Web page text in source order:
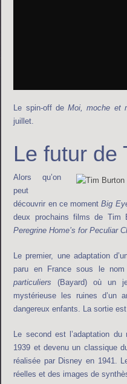
Le spin-off deMoi, moche et
juillet.
Le futur de
Alors qu’on
peut
découvrir en ce momentBig
deux prochains films de Tim
Peregrine Home’s for Peculiar
Le premier, une adaptation
paru en France sous le
particuliers (Bayard) où un
mystérieuse les ruines d’un
dangereux enfants. La sortie
Le second est l’adaptation du
1939 et devenu un classique
réalisée par Disney en 1941.
réelles et des images de